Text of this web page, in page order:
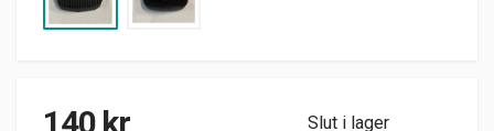
140 kr Slut i lager